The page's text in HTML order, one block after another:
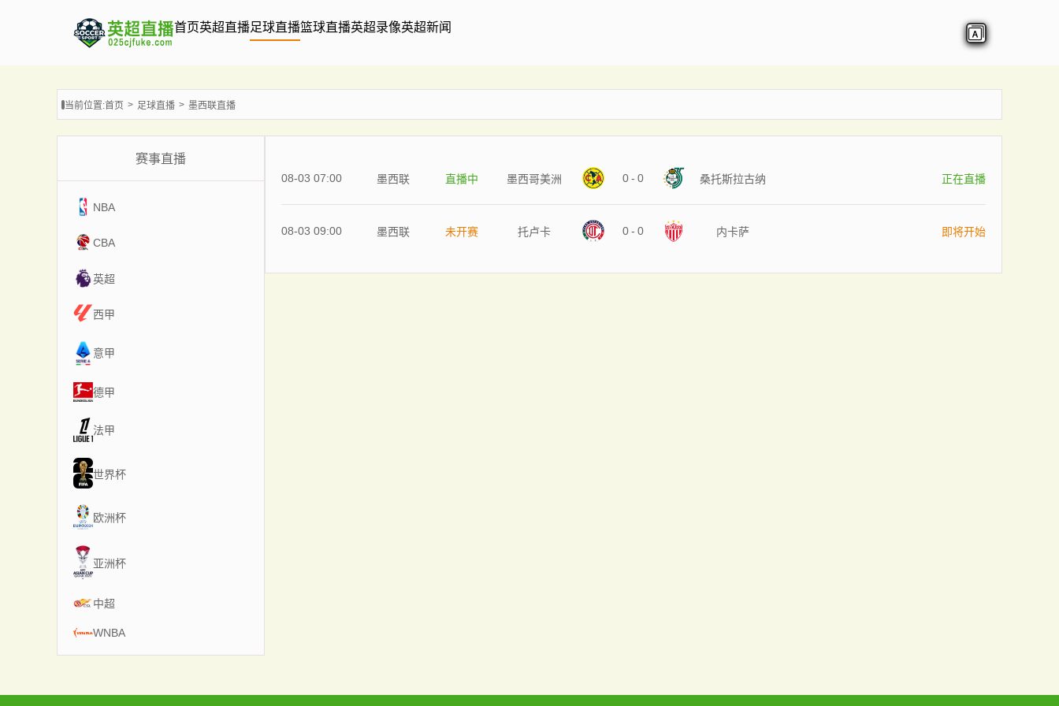
首页英超直播足球直播篮球直播英超录像英超新闻
当前位置:首页 足球直播 墨西联直播
赛事直播
NBA
CBA
英超
西甲
意甲
德甲
法甲
世界杯
欧洲杯
亚洲杯
中超
WNBA
08-03 07:00 墨西联 直播中 墨西哥美洲 0 - 0 桑托斯拉古纳 正在直播
08-03 09:00 墨西联 未开赛 托卢卡 0 - 0 内卡萨 即将开始